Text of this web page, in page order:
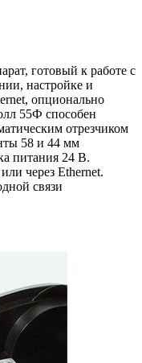
готовый к работе с
настройке и
опционально
55Ф способен
отрезчиком
58 и 44 мм
питания 24 В.
через Ethernet.
связи